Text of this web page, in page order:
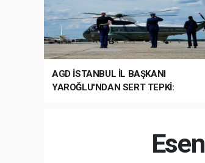
AGD İSTANBUL İL BAŞKANI
YAROĞLU'NDAN SERT TEPKİ: